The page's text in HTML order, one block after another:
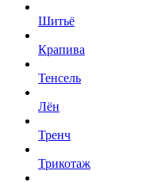
Шитьё
Крапива
Тенсель
Лён
Тренч
Трикотаж